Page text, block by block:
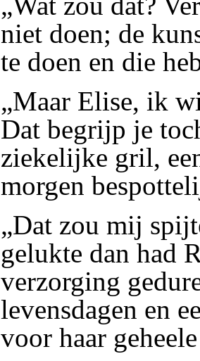
niet doen; de
te doen en die
„Maar Elise, ik
Dat begrijp je
ziekelijke gril,
morgen
„Dat zou mij
gelukte dan had
verzorging
levensdagen en
voor haar